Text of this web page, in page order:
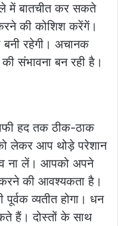
में बातचीत कर सकते
की कोशिश करेंगें।
बनी रहेगी। अचानक
संभावना बन रही है।
हद तक ठीक-ठाक
लेकर आप थोड़े परेशान
ना लें। आपको अपने
की आवश्यकता है।
पूर्वक व्यतीत होगा। धन
हैं। दोस्तों के साथ